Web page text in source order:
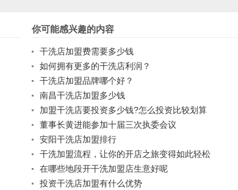
你可能感兴趣的内容
干洗店加盟费需要多少钱
如何拥有更多的干洗店利润？
干洗店加盟品牌哪个好？
南昌干洗店加盟多少钱
加盟干洗店要投资多少钱?怎么投资比较划算
董事长黄进能参加十届三次执委会议
安阳干洗店加盟排行
干洗加盟流程，让你的开店之旅变得如此轻松
在哪些地段开干洗加盟店生意好呢
投资干洗店加盟有什么优势